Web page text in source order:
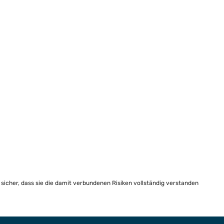
dass sie die damit verbundenen Risiken vollständig verstanden